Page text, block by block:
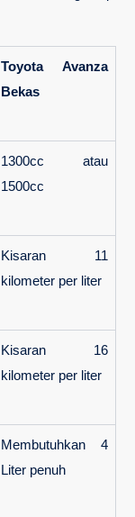
Toyota Avanza
Bekas
1300cc atau
1500cc
Kisaran 11
kilometer per liter
Kisaran 16
kilometer per liter
Membutuhkan 4
Liter penuh